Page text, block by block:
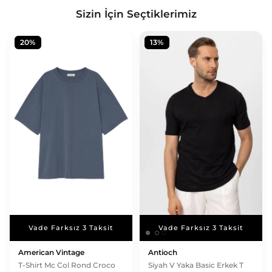
Sizin İçin Seçtiklerimiz
Vade Farksız 3 Taksit
20%
American Vintage
T-Shirt Mc Col Rond Croco
Vade Farksız 3 Taksit
Vade Farksız 3 Taksit
13%
Antioch
Siyah V Yaka Basic Erkek T